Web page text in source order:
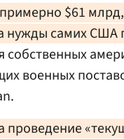
$61
нужды самих США
военных